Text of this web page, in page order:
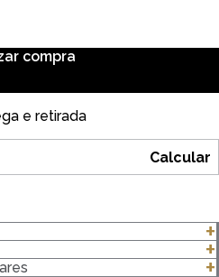
compra
e retirada
Calcular
da altíssima qualidade
acrílico e cheio de estilo
as medidas